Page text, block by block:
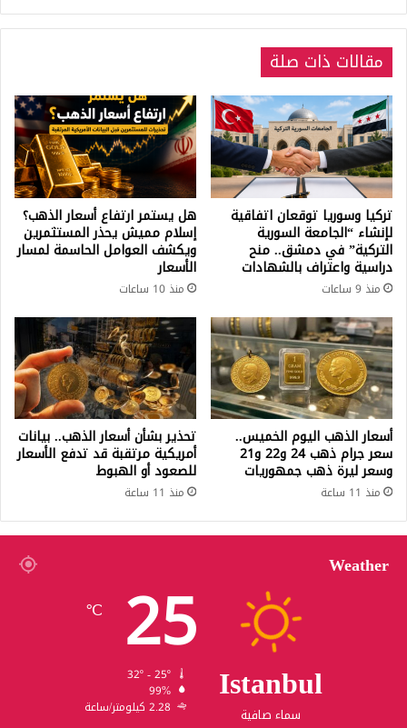
به
مقالات ذات صلة
تركيا وسوريا توقعان اتفاقية
لإنشاء “الجامعة السورية
التركية” في دمشق.. منح
دراسية واعتراف بالشهادات
منذ 9 ساعات
هل يستمر ارتفاع أسعار الذهب؟
إسلام مميش يحذر المستثمرين
ويكشف العوامل الحاسمة لمسار
الأسعار
منذ 10 ساعات
أسعار الذهب اليوم الخميس..
سعر جرام ذهب 24 و22 و21
وسعر ليرة ذهب جمهوريات
منذ 11 ساعة
تحذير بشأن أسعار الذهب.. بيانات
أمريكية مرتقبة قد تدفع الأسعار
للصعود أو الهبوط
منذ 11 ساعة
Weather
Istanbul
سماء صافية
25
℃
99%
2.28 كيلومتر/ساعة